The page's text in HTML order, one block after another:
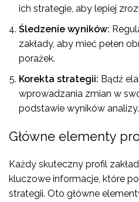
ich strategie, aby lepiej
Śledzenie wyników:
zakłady, aby mieć pełen
porażek.
Korekta strategii: Bądź
wprowadzania zmian w
podstawie wyników analizy.
Główne elementy
Każdy skuteczny profil
kluczowe informacje, które
strategii. Oto główne